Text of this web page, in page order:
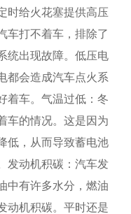
时给火花塞提供高压
车打不着车，排除了
统出现故障。低压电
都会造成汽车点火系
着车。气温过低：冬
车的情况。这是因为
低，从而导致蓄电池
发动机积碳：汽车发
中有许多水分，燃油
动机积碳。平时还是